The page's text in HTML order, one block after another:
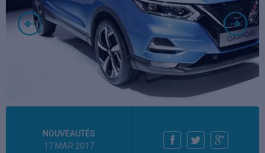
NOUVEAUTÉS
17 MAR 2017